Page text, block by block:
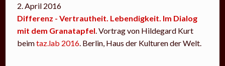
2. April 2016
Differenz - Vertrautheit. Lebendigkeit. Im Dialog
mit dem Granatapfel . Vortrag von Hildegard Kurt
beimtaz.lab 2016 . Berlin, Haus der Kulturen der Welt.